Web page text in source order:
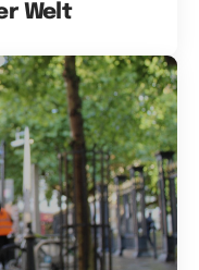
Welt